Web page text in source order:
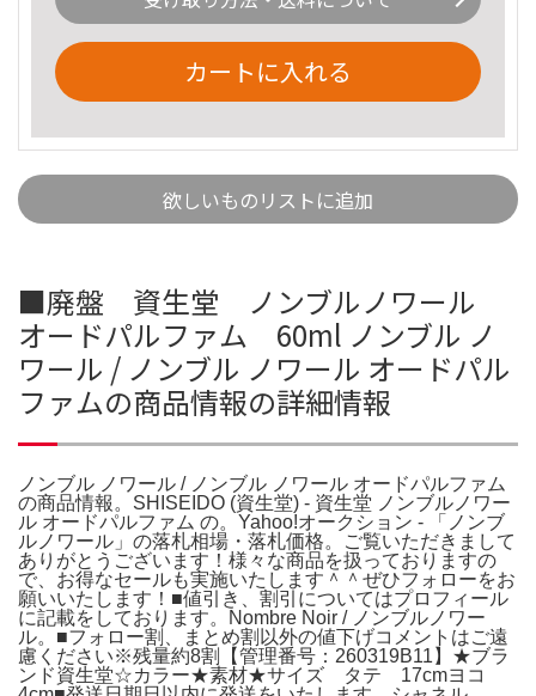
カートに入れる
欲しいものリストに追加
■廃盤 資生堂 ノンブルノワール
オードパルファム 60ml ノンブル ノ
ワール / ノンブル ノワール オードパル
ファムの商品情報の詳細情報
ノンブル ノワール / ノンブル ノワール オードパルファム
の商品情報。SHISEIDO (資生堂) - 資生堂 ノンブルノワー
ル オードパルファム の。Yahoo!オークション - 「ノンブ
ルノワール」の落札相場・落札価格。ご覧いただきまして
ありがとうございます！様々な商品を扱っておりますの
で、お得なセールも実施いたします＾＾ぜひフォローをお
願いいたします！■値引き、割引についてはプロフィール
に記載をしております。Nombre Noir / ノンブルノワー
ル。■フォロー割、まとめ割以外の値下げコメントはご遠
慮ください※残量約8割【管理番号：260319B11】★ブラ
ンド資生堂☆カラー★素材★サイズ タテ 17cmヨコ